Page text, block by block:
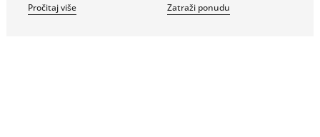
Pročitaj više Zatraži ponudu